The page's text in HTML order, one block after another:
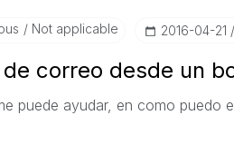
Not applicable ‎2016-04-21
de correo desde un
puede ayudar, en como puedo